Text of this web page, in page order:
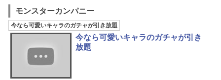
モンスターカンパニー
今なら可愛いキャラのガチャが引き放題
今なら可愛いキャラのガチャが引き
放題